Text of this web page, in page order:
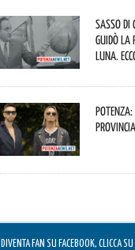
Sasso di
guidò la
Luna.
DIVENTA FAN SU FACEBOOK, CLICCA